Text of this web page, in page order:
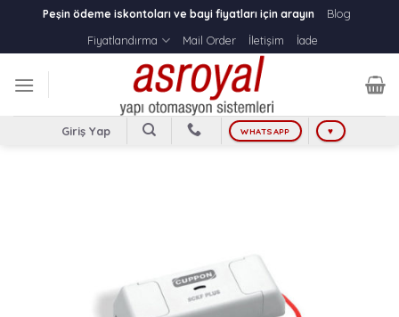
content
Peşin ödeme iskontoları ve bayi fiyatları için arayın
Blog
Fiyatlandırma
Mail Order İletişim İade
Giriş Yap WHATSAPP ♥